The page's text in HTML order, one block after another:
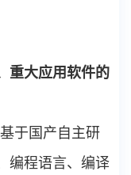
重大应用软件的
于国产自主研
编程语言、编译